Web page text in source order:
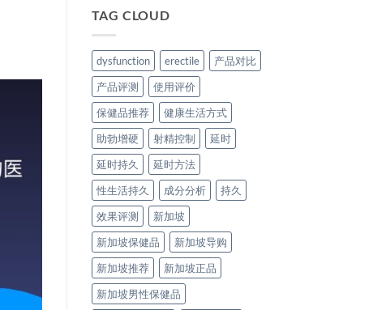
TAG CLOUD
dysfunction erectile
产品对比
产品评测
使用评价
保健品推荐
健康生活方式
助勃增硬
射精控制
延时
延时持久
延时方法
性生活持久
成分分析
持久
效果评测
新加坡
新加坡保健品
新加坡导购
新加坡推荐
新加坡正品
新加坡男性保健品